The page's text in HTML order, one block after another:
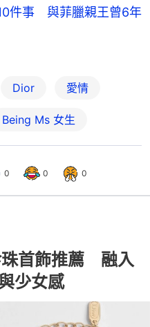
件事 與菲臘親王曾6年
Dior 愛情
Being Ms 女生
0 0 0
首飾推薦 融入
少女感